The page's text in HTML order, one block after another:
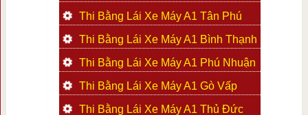
Thi Bằng Lái Xe Máy A1 Tân Phú
Thi Bằng Lái Xe Máy A1 Bình Thạnh
Thi Bằng Lái Xe Máy A1 Phú Nhuận
Thi Bằng Lái Xe Máy A1 Gò Vấp
Thi Bằng Lái Xe Máy A1 Thủ Đức